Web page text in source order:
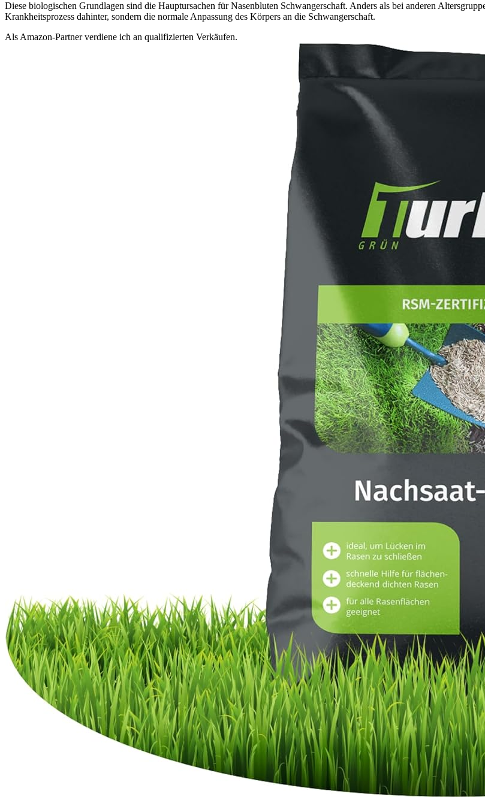
Diese biologischen Grundlagen sind die Hauptursachen für Nasenbluten Schwangerschaft. Anders als bei anderen
Krankheitsprozess dahinter, sondern die normale Anpassung des Körpers an die Schwangerschaft.
Als Amazon-Partner verdiene ich an qualifizierten Verkäufen.